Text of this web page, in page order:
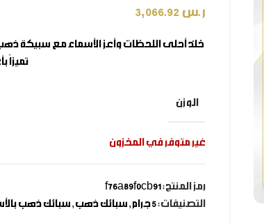
ر.س
خلّد أحلى اللحظات وأعز الأسماء مع سبيكة ذهب
تميزاً
الوزن
غير متوفر في المخزون
رمز المنتج:f76a89f0cb91
التصنيفات:5 جرام , سبائك ذهب , سبائك ذهب